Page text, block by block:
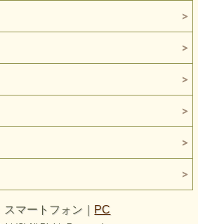
えますか？
。ニット用針（#11〜#14目安）を使
ていますか？
ーツ、ベース用途など、白を活か
いています。
スマートフォン｜ PC